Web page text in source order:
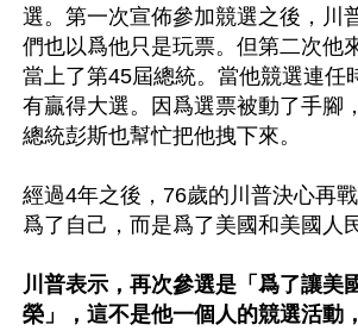
選。第一次宣佈參加競選之後，川
們也以爲他只是玩票。但第二次他
當上了第45屆總統。當他競選連任
有贏得大選。因爲選票被動了手腳
總統彭斯也幫忙把他拽下來。
經過4年之後，76歲的川普決心再
爲了自己，而是爲了美國和美國人
川普表示，再次參選是「爲了讓美
榮」，這不是他一個人的競選活動